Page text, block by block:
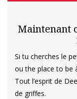
Maintenant
Si tu cherches le
ou the place to be
Tout l’esprit de
de griffes.